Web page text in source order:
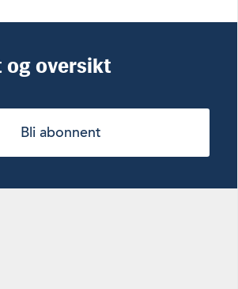
og oversikt
Bli abonnent